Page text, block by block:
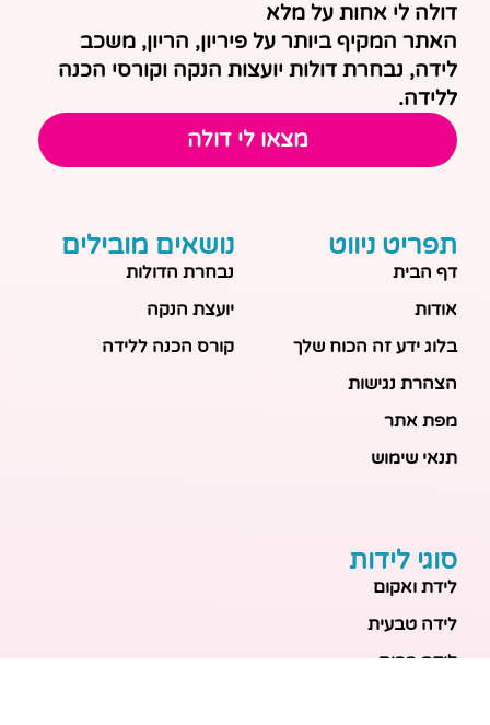
דולה לי אחות על מלא
האתר המקיף ביותר על פיריון, הריון, משכב
לידה, נבחרת דולות יועצות הנקה וקורסי הכנה
ללידה.
מצאו לי דולה
תפריט ניווט
דף הבית
אודות
בלוג ידע זה הכוח שלך
הצהרת נגישות
מפת אתר
תנאי שימוש
נושאים מובילים
נבחרת הדולות
יועצת הנקה
קורס הכנה ללידה
סוגי לידות
לידת ואקום
לידה טבעית
לידה בבית